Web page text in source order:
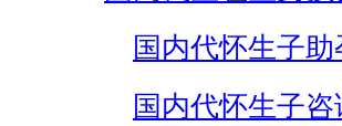
国内代怀生子助
国内代怀生子咨